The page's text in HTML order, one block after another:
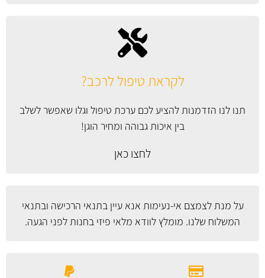
לקראת טיפול לרכב?
תנו לנו הזדמנות להציע לכם ערכת טיפול וגלו שאפשר לשלב
בין איכות גבוהה ומחיר הוגן!
לחצו כאן
על מנת לצמצם אי-נעימות אנא עייןבתנאי הרכישה ובתנאי
המשלוח שלנו. מומלץ לוודא מלאי פיזי בחנות לפני הגעה.